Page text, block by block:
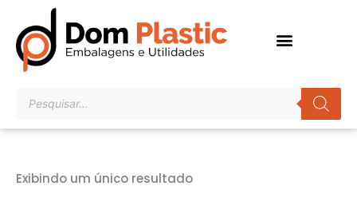
para
conteúdo
produtos
Exibindo um único resultado